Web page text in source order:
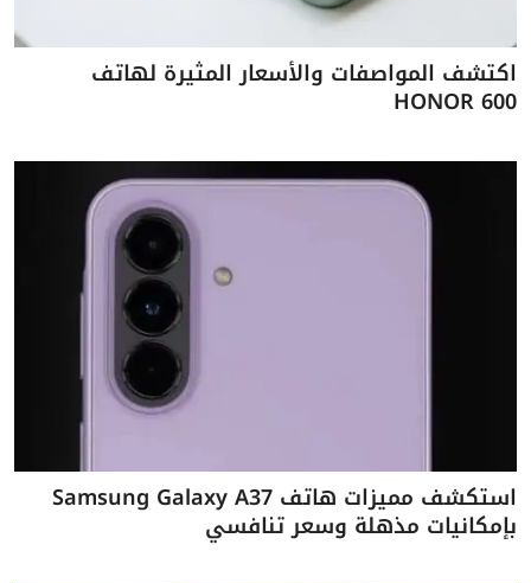
اكتشف المواصفات والأسعار المثيرة لهاتف
HONOR 600
استكشف مميزات هاتف Samsung Galaxy A37
بإمكانيات مذهلة وسعر تنافسي